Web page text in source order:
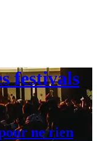
festivals
ne rien